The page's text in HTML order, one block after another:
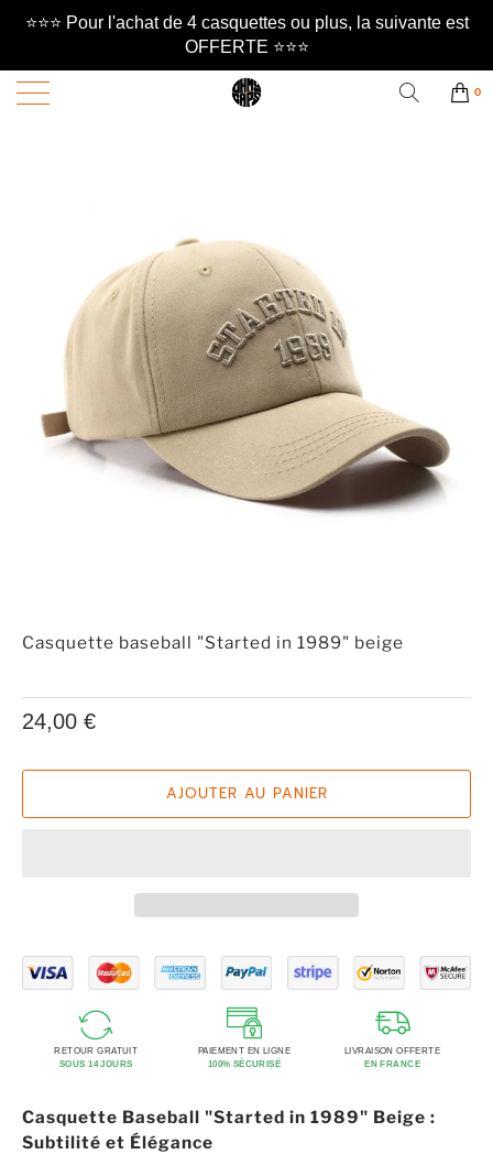
⭐️⭐️⭐️ Pour l'achat de 4 casquettes ou plus, la suivante est
OFFERTE ⭐️⭐️⭐️
0
Casquette baseball "Started in 1989" beige
24,00 €
AJOUTER AU PANIER
RETOUR GRATUIT
SOUS 14 JOURS
PAIEMENT EN LIGNE
100% SÉCURISÉ
LIVRAISON OFFERTE
EN FRANCE
Casquette Baseball "Started in 1989" Beige :
Subtilité et Élégance